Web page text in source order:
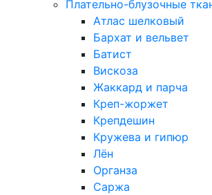
Плательно-блузочные ткани
Атлас шелковый
Бархат и вельвет
Батист
Вискоза
Жаккард и парча
Креп-жоржет
Крепдешин
Кружева и гипюр
Лён
Органза
Саржа